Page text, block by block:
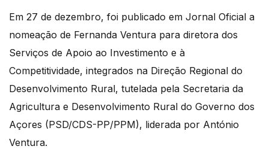
Em 27 de dezembro, foi publicado em Jornal Oficial a
nomeação de Fernanda Ventura para diretora dos
Serviços de Apoio ao Investimento e à
Competitividade, integrados na Direção Regional do
Desenvolvimento Rural, tutelada pela Secretaria da
Agricultura e Desenvolvimento Rural do Governo dos
Açores (PSD/CDS-PP/PPM), liderada por António
Ventura.